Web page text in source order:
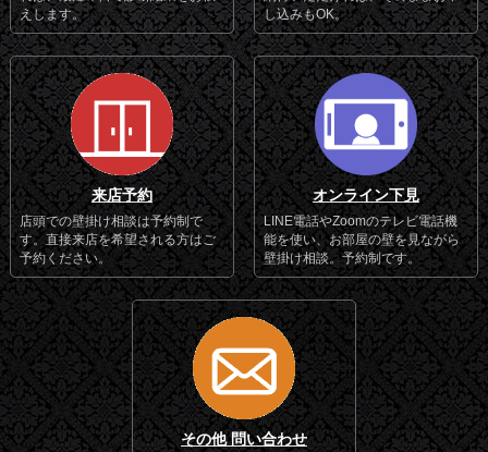
えします。
し込みもOK。
来店予約
店頭での壁掛け相談は予約制で
す。直接来店を希望される方はご
予約ください。
オンライン下見
LINE電話やZoomのテレビ電話機
能を使い、お部屋の壁を見ながら
壁掛け相談。予約制です。
その他 問い合わせ